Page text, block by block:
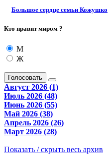
Большое сердце семьи Кожушко
Кто правит миром ?
М
Ж
Голосовать
Август 2026 (1)
Июль 2026 (48)
Июнь 2026 (55)
Май 2026 (38)
Апрель 2026 (26)
Март 2026 (28)
Показать / скрыть весь архив